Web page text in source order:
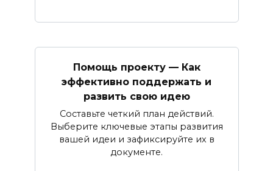
Помощь проекту — Как
эффективно поддержать и
развить свою идею
Составьте четкий план действий.
Выберите ключевые этапы развития
вашей идеи и зафиксируйте их в
документе.